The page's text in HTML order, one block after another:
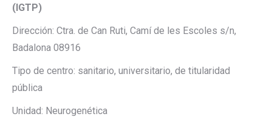
(IGTP)
Dirección: Ctra. de Can Ruti, Camí de les Escoles s/n,
Badalona 08916
Tipo de centro: sanitario, universitario, de titularidad
pública
Unidad: Neurogenética